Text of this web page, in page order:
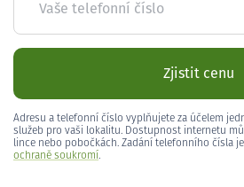
Vaše telefonní číslo
Zjistit cenu
Adresu a telefonní číslo vyplňujete za účelem
služeb pro vaši lokalitu. Dostupnost internetu
lince nebo pobočkách. Zadání telefonního čísla
ochraně soukromí.